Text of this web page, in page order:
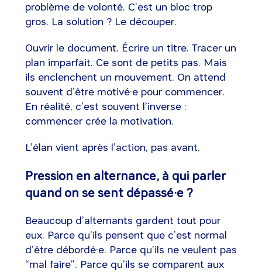
problème de volonté. C’est un bloc trop
gros. La solution ? Le découper.
Ouvrir le document. Écrire un titre. Tracer un
plan imparfait. Ce sont de petits pas. Mais
ils enclenchent un mouvement. On attend
souvent d’être motivé·e pour commencer.
En réalité, c’est souvent l’inverse :
commencer crée la motivation.
L’élan vient après l’action, pas avant.
Pression en alternance, à qui parler
quand on se sent dépassé·e ?
Beaucoup d’alternants gardent tout pour
eux. Parce qu’ils pensent que c’est normal
d’être débordé·e. Parce qu’ils ne veulent pas
“mal faire”. Parce qu’ils se comparent aux